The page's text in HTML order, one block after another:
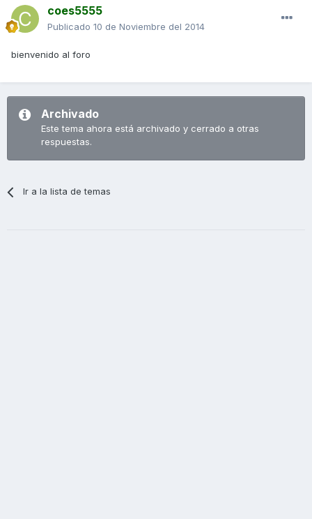
coes5555
Publicado 10 de Noviembre del 2014
bienvenido al foro
Archivado
Este tema ahora está archivado y cerrado a otras
respuestas.
Ir a la lista de temas